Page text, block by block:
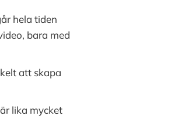
hela tiden
bara med
att skapa
lika mycket